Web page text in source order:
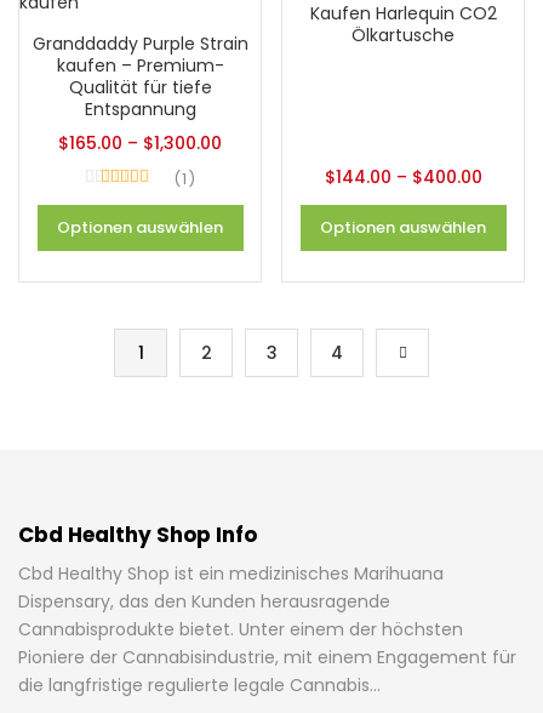
Granddaddy Purple Strain
kaufen – Premium-
Qualität für tiefe
Entspannung
$165.00 – $1,300.00
1
Optionen auswählen
Kaufen Harlequin CO2
Ölkartusche
$144.00 – $400.00
Optionen auswählen
1 2 3 4
Cbd Healthy Shop Info
Cbd Healthy Shop ist ein medizinisches Marihuana
Dispensary, das den Kunden herausragende
Cannabisprodukte bietet. Unter einem der höchsten
Pioniere der Cannabisindustrie, mit einem Engagement für
die langfristige regulierte legale Cannabis...